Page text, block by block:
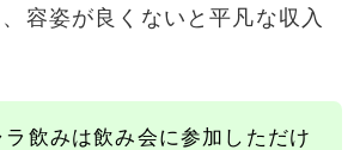
容姿が良くないと平凡な収入
ラ飲みは飲み会に参加しただけ